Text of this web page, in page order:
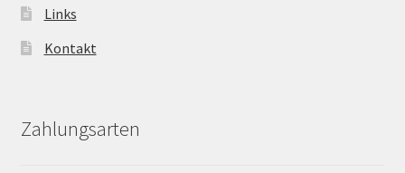
Links
Kontakt
Zahlungsarten